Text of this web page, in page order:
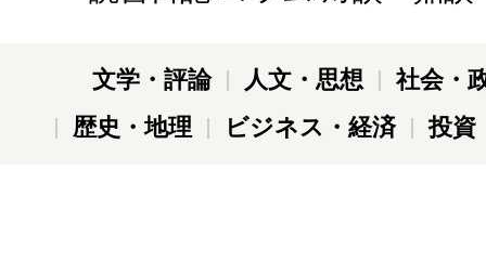
文学・評論 人文・思想
社会・
歴史・地理
ビジネス・経済 投資